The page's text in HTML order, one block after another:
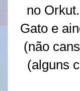
no
Gato e
(não
(alguns